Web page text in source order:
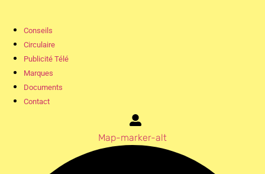
Conseils
Circulaire
Publicité Télé
Marques
Documents
Contact
Map-marker-alt